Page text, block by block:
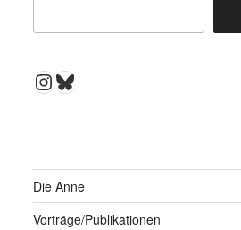
Instagram
Bluesky
Die Anne
Vorträge/Publikationen